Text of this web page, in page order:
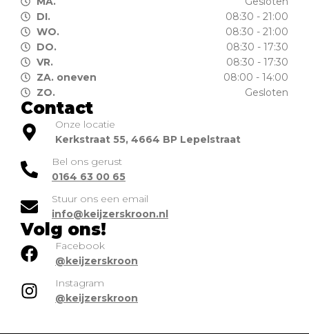
DI.
08:30 - 21:00
WO.
08:30 - 21:00
DO.
08:30 - 17:30
VR.
08:30 - 17:30
ZA. oneven
08:00 - 14:00
ZO.
Gesloten
Contact
Onze locatie
Kerkstraat 55, 4664 BP Lepelstraat
Bel ons gerust
0164 63 00 65
Stuur ons een email
info@keijzerskroon.nl
Volg ons!
Facebook
@keijzerskroon
Instagram
@keijzerskroon